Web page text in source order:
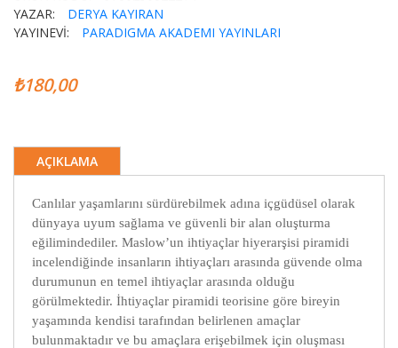
YAZAR:
DERYA KAYIRAN
YAYINEVİ:
PARADIGMA AKADEMI YAYINLARI
₺180,00
AÇIKLAMA
Canlılar yaşamlarını sürdürebilmek adına içgüdüsel olarak
dünyaya uyum sağlama ve güvenli bir alan oluşturma
eğilimindediler. Maslow’un ihtiyaçlar hiyerarşisi piramidi
incelendiğinde insanların ihtiyaçları arasında güvende olma
durumunun en temel ihtiyaçlar arasında olduğu
görülmektedir. İhtiyaçlar piramidi teorisine göre bireyin
yaşamında kendisi tarafından belirlenen amaçlar
bulunmaktadır ve bu amaçlara erişebilmek için oluşması